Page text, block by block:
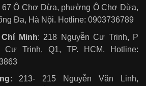
67 Ô Chợ Dừa, phường Ô Chợ Dừa,
Đa, Hà Nội. Hotline: 0903736789
Minh: 218 Nguyễn Cư Trinh, P
Cư Trinh, Q1, TP. HCM. Hotline:
: 213- 215 Nguyễn Văn Linh,